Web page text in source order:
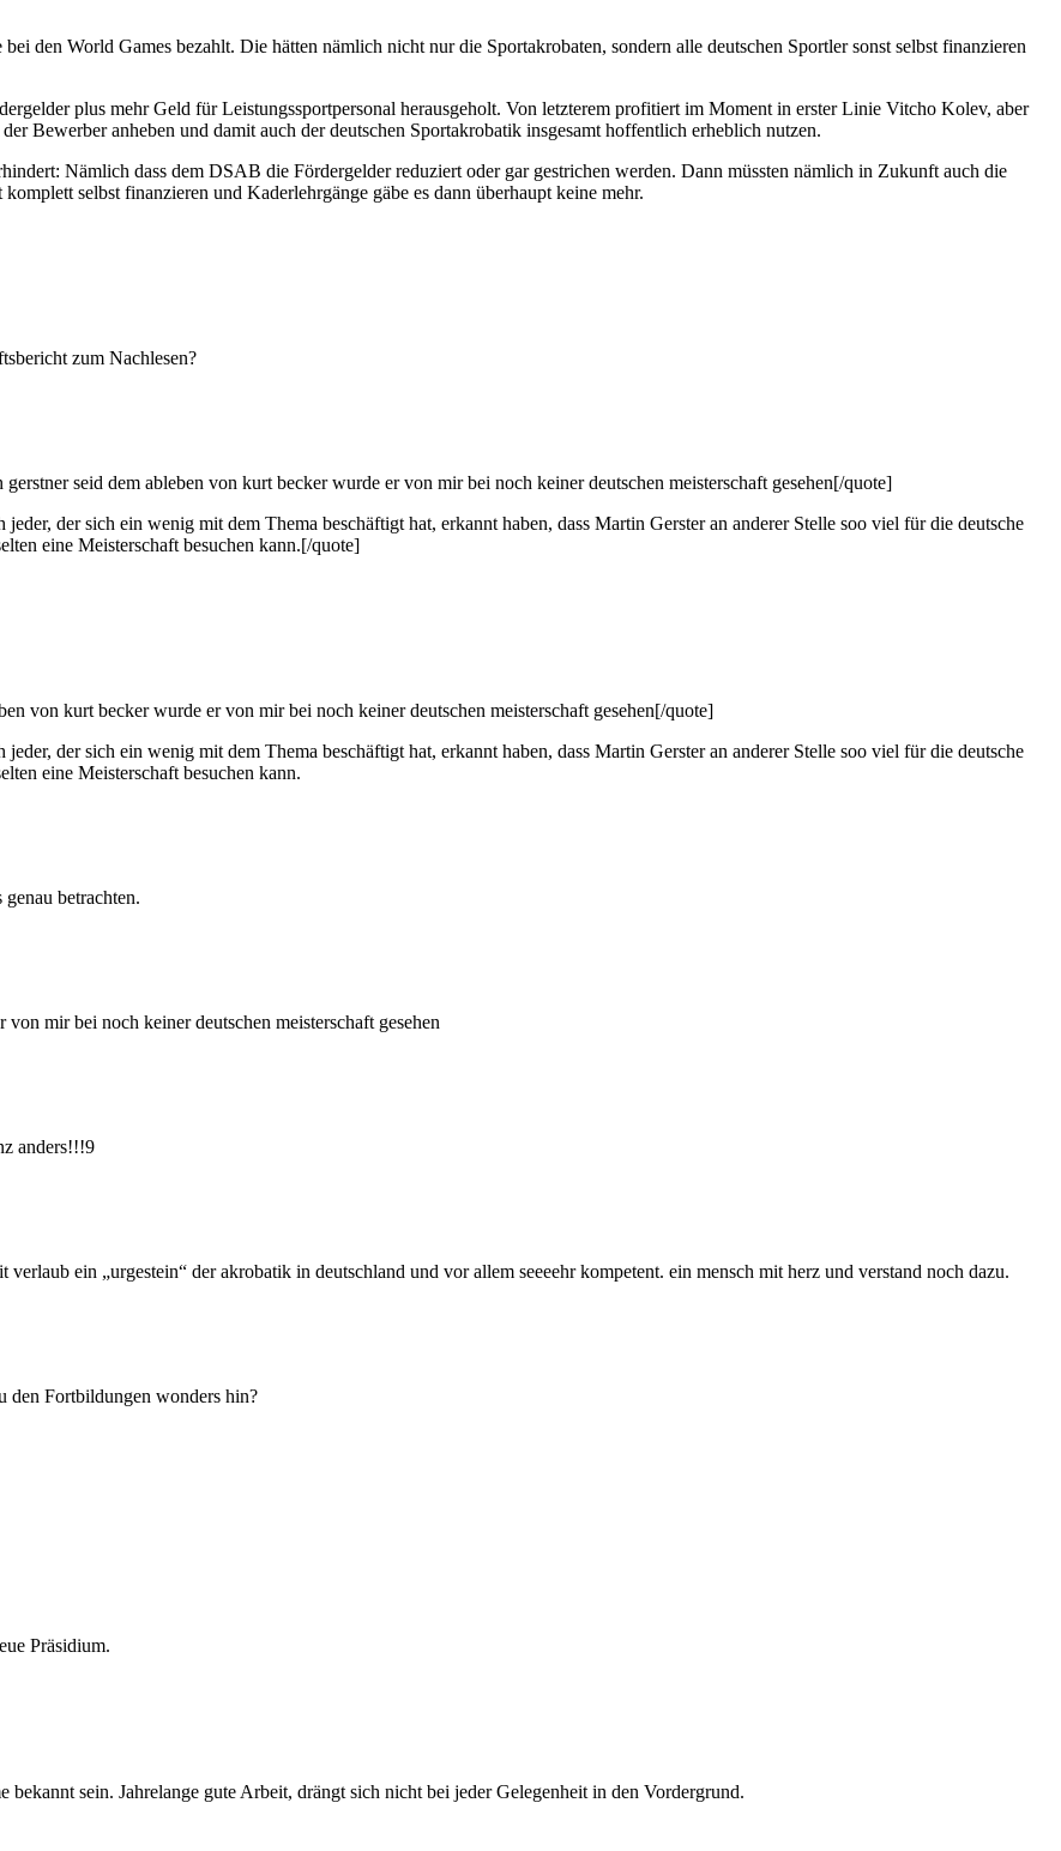
den World Games bezahlt. Die hätten nämlich nicht nur die Sportakrobaten, sondern alle deutschen Sportler sonst selbst finanzieren
plus mehr Geld für Leistungssportpersonal herausgeholt. Von letzterem profitiert im Moment in erster Linie Vitcho Kolev, aber
Bewerber anheben und damit auch der deutschen Sportakrobatik insgesamt hoffentlich erheblich nutzen.
Nämlich dass dem DSAB die Fördergelder reduziert oder gar gestrichen werden. Dann müssten nämlich in Zukunft auch die
selbst finanzieren und Kaderlehrgänge gäbe es dann überhaupt keine mehr.
zum Nachlesen?
seid dem ableben von kurt becker wurde er von mir bei noch keiner deutschen meisterschaft gesehen[/quote]
der sich ein wenig mit dem Thema beschäftigt hat, erkannt haben, dass Martin Gerster an anderer Stelle soo viel für die deutsche
eine Meisterschaft besuchen kann.[/quote]
von kurt becker wurde er von mir bei noch keiner deutschen meisterschaft gesehen[/quote]
der sich ein wenig mit dem Thema beschäftigt hat, erkannt haben, dass Martin Gerster an anderer Stelle soo viel für die deutsche
eine Meisterschaft besuchen kann.
betrachten.
mir bei noch keiner deutschen meisterschaft gesehen
anders!!!9
ein „urgestein“ der akrobatik in deutschland und vor allem seeeehr kompetent. ein mensch mit herz und verstand noch dazu.
den Fortbildungen wonders hin?
Präsidium.
sein. Jahrelange gute Arbeit, drängt sich nicht bei jeder Gelegenheit in den Vordergrund.